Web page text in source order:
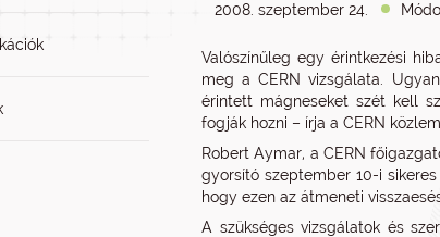
2008. szeptember 24.
Valószínűleg egy érintkezési
meg a CERN vizsgálata.
érintett mágneseket szét kell
fogják hozni – írja a CERN
Robert Aymar, a CERN
gyorsító szeptember 10-i
hogy ezen az átmeneti
A szükséges vizsgálatok és